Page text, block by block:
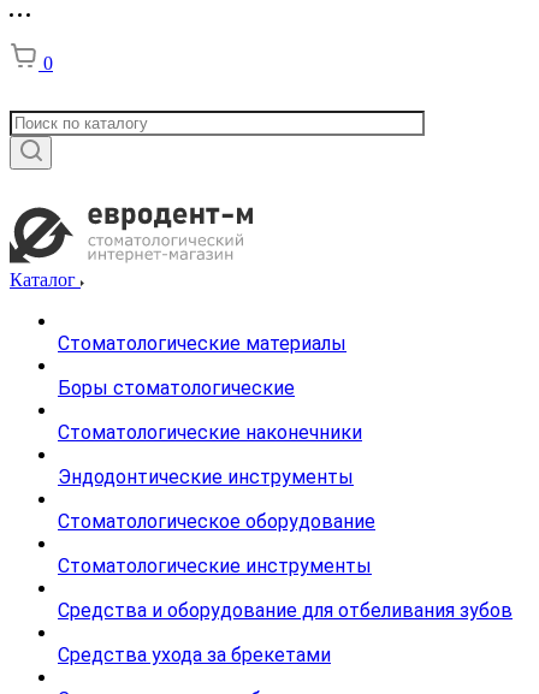
0
Каталог
Стоматологические материалы
Боры стоматологические
Стоматологические наконечники
Эндодонтические инструменты
Стоматологическое оборудование
Стоматологические инструменты
Средства и оборудование для отбеливания зубов
Средства ухода за брекетами